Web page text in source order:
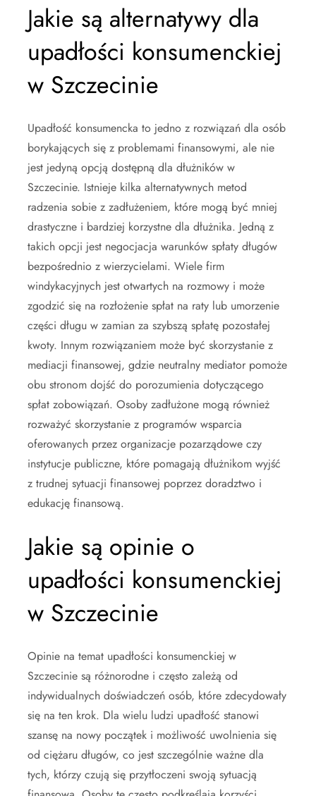
Jakie są alternatywy dla
upadłości konsumenckiej
w Szczecinie
Upadłość konsumencka to jedno z rozwiązań dla osób
borykających się z problemami finansowymi, ale nie
jest jedyną opcją dostępną dla dłużników w
Szczecinie. Istnieje kilka alternatywnych metod
radzenia sobie z zadłużeniem, które mogą być mniej
drastyczne i bardziej korzystne dla dłużnika. Jedną z
takich opcji jest negocjacja warunków spłaty długów
bezpośrednio z wierzycielami. Wiele firm
windykacyjnych jest otwartych na rozmowy i może
zgodzić się na rozłożenie spłat na raty lub umorzenie
części długu w zamian za szybszą spłatę pozostałej
kwoty. Innym rozwiązaniem może być skorzystanie z
mediacji finansowej, gdzie neutralny mediator pomoże
obu stronom dojść do porozumienia dotyczącego
spłat zobowiązań. Osoby zadłużone mogą również
rozważyć skorzystanie z programów wsparcia
oferowanych przez organizacje pozarządowe czy
instytucje publiczne, które pomagają dłużnikom wyjść
z trudnej sytuacji finansowej poprzez doradztwo i
edukację finansową.
Jakie są opinie o
upadłości konsumenckiej
w Szczecinie
Opinie na temat upadłości konsumenckiej w
Szczecinie są różnorodne i często zależą od
indywidualnych doświadczeń osób, które zdecydowały
się na ten krok. Dla wielu ludzi upadłość stanowi
szansę na nowy początek i możliwość uwolnienia się
od ciężaru długów, co jest szczególnie ważne dla
tych, którzy czują się przytłoczeni swoją sytuacją